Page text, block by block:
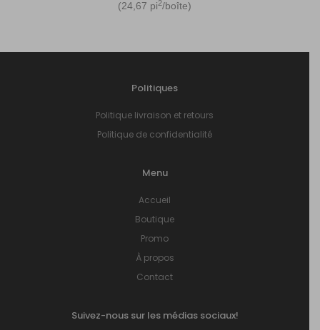
(24,67 pi2/boîte)
Politiques
Politique livraison et retours
Politique de confidentialité
Menu
Accueil
Boutique
Promo
À propos
Contact
Suivez-nous sur les médias sociaux!